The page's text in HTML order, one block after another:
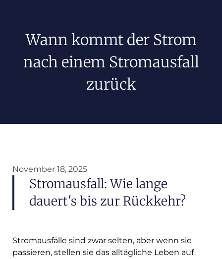
Wann kommt der Strom
nach einem Stromausfall
zurück
November 18, 2025
Stromausfall: Wie lange
dauert's bis zur Rückkehr?
Stromausfälle sind zwar selten, aber wenn sie
passieren, stellen sie das alltägliche Leben auf